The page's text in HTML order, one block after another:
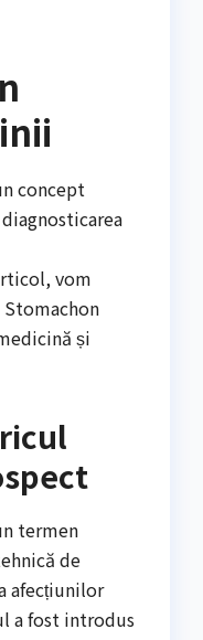
concept
vom
și
termen
de
afecțiunilor
a fost introdus